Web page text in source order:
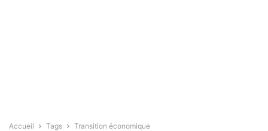
Accueil Tags Transition économique